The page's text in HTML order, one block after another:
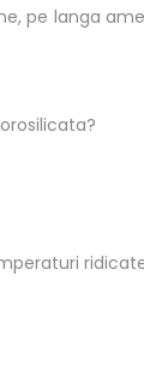
pe langa